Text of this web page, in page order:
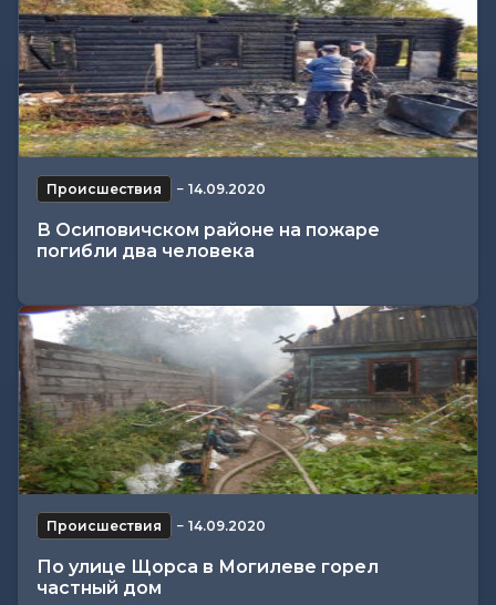
Происшествия − 14.09.2020
В Осиповичском районе на пожаре
погибли два человека
Происшествия − 14.09.2020
По улице Щорса в Могилеве горел
частный дом